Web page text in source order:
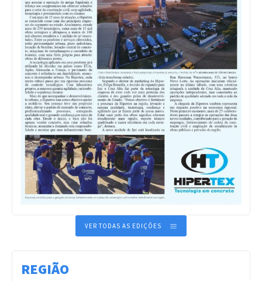
VER TODAS AS EDIÇÕES
REGIÃO